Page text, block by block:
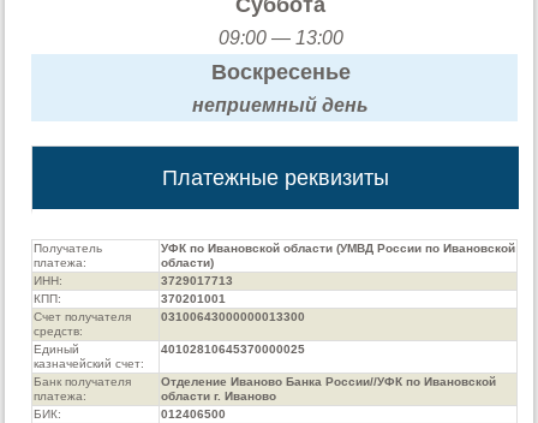
09:00 — 13:00
Воскресенье
неприемный день
Платежные реквизиты
Получатель
платежа:
УФК по Ивановской области (УМВД России по Ивановской
области)
ИНН:
3729017713
КПП:
370201001
Счет получателя
средств:
03100643000000013300
Единый
казначейский счет:
40102810645370000025
Банк получателя
платежа:
Отделение Иваново Банка России//УФК по Ивановской
области г. Иваново
БИК:
012406500